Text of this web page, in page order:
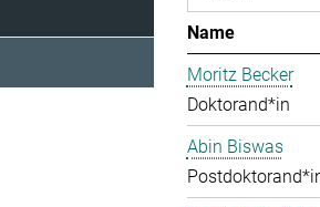
Name
Moritz Becker
Doktorand*in
Abin Biswas